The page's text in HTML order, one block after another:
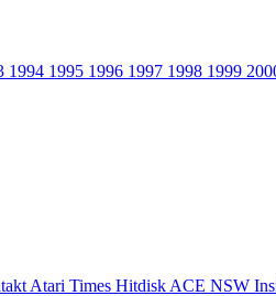
1994 1995 1996 1997 1998 1999
Atari Times Hitdisk ACE NSW